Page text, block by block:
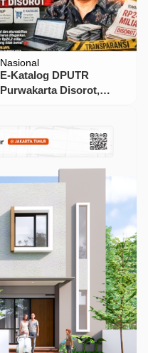
Nasional
E-Katalog DPUTR
Purwakarta Disorot,